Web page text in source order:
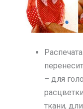
– для
ткани,